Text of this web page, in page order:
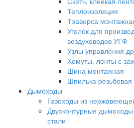
Теплоизоляция
Траверса
Уголок для
воздуховодов УГФ
Узлы управления
Хомуты, ленты с
Шина монтажная
Шпилька
Дымоходы
Газоходы из
Двухконтурные
стали